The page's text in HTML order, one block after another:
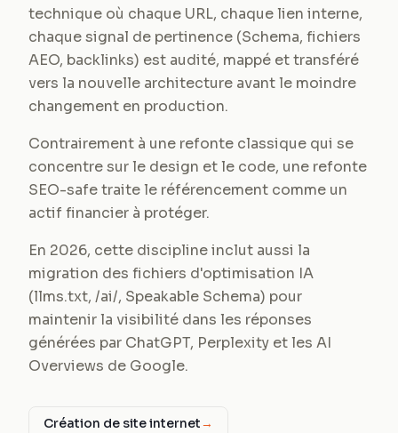
technique où chaque URL, chaque lien interne,
chaque signal de pertinence (Schema, fichiers
AEO, backlinks) est audité, mappé et transféré
vers la nouvelle architecture avant le moindre
changement en production.
Contrairement à une refonte classique qui se
concentre sur le design et le code, une refonte
SEO-safe traite le référencement comme un
actif financier à protéger.
En 2026, cette discipline inclut aussi la
migration des fichiers d'optimisation IA
(llms.txt, /ai/, Speakable Schema) pour
maintenir la visibilité dans les réponses
générées par ChatGPT, Perplexity et les AI
Overviews de Google.
Création de site internet→